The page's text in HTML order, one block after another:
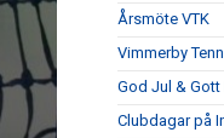
Årsmöte VTK
Vimmerby
God Jul & Gott
Clubdagar på